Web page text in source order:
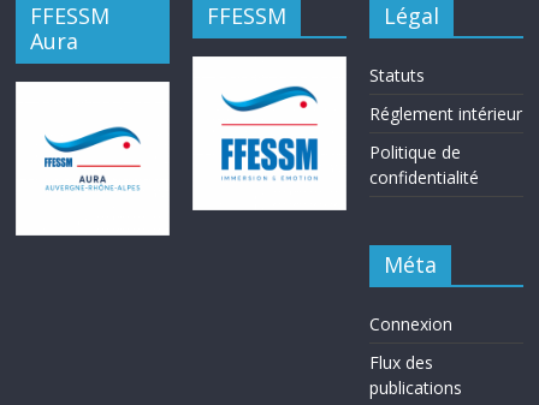
FFESSM
Aura
FFESSM Légal
Statuts
Réglement intérieur
Politique de
confidentialité
Méta
Connexion
Flux des
publications